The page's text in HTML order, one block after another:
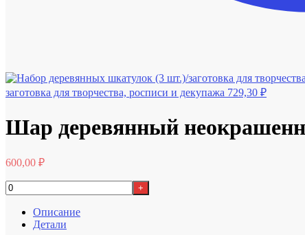
заготовка для творчества, росписи и декупажа 729,30 ₽
Шар деревянный
600,00 ₽
+
Описание
Детали